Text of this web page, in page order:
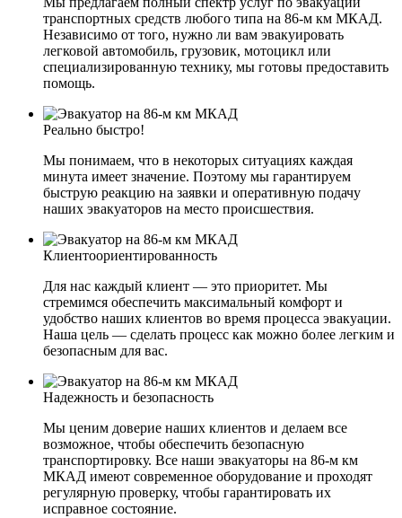
транспортных средств любого типа на 86-м км МКАД.
Независимо от того, нужно ли вам эвакуировать
легковой автомобиль, грузовик, мотоцикл или
специализированную технику, мы готовы предоставить
помощь.
Реально быстро!
Мы понимаем, что в некоторых ситуациях каждая
минута имеет значение. Поэтому мы гарантируем
быструю реакцию на заявки и оперативную подачу
наших эвакуаторов на место происшествия.
Клиентоориентированность
Для нас каждый клиент — это приоритет. Мы
стремимся обеспечить максимальный комфорт и
удобство наших клиентов во время процесса эвакуации.
Наша цель — сделать процесс как можно более легким и
безопасным для вас.
Надежность и безопасность
Мы ценим доверие наших клиентов и делаем все
возможное, чтобы обеспечить безопасную
транспортировку. Все наши эвакуаторы на 86-м км
МКАД имеют современное оборудование и проходят
регулярную проверку, чтобы гарантировать их
исправное состояние.